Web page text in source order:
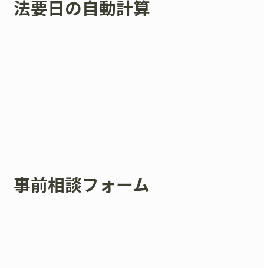
法要日の自動計算
事前相談フォーム